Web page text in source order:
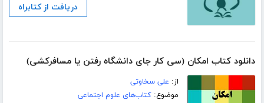
دریافت از کتابراه
دانلود کتاب امکان (سی کار جای دانشگاه رفتن یا مسافرکشی)
از: علی سخاوتی
موضوع:کتاب‌های علوم اجتماعی